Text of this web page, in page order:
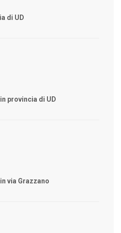
di UD
provincia di UD
via Grazzano